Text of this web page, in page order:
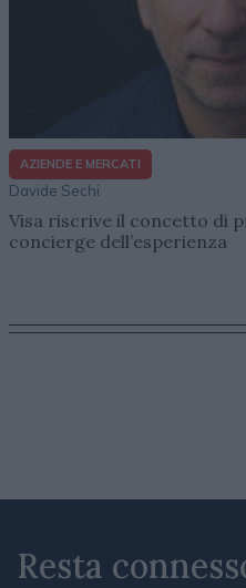
AZIENDE E MERCATI
Davide Sechi
Visa riscrive il concetto di
concierge dell’esperienza
Resta